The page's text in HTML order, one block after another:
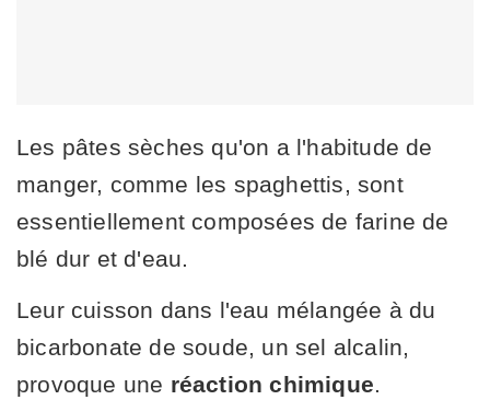
Les pâtes sèches qu'on a l'habitude de
manger, comme les spaghettis, sont
essentiellement composées de farine de
blé dur et d'eau.
Leur cuisson dans l'eau mélangée à du
bicarbonate de soude, un sel alcalin,
provoque une réaction chimique